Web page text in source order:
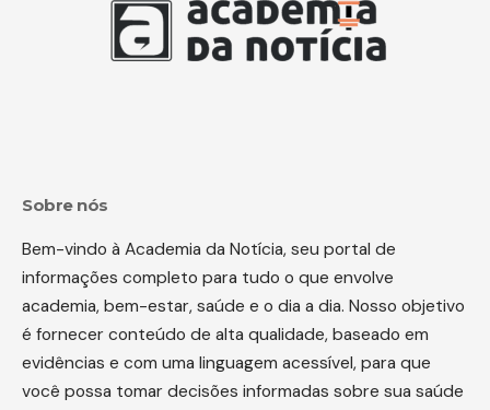
Sobre nós
Bem-vindo à Academia da Notícia, seu portal de
informações completo para tudo o que envolve
academia, bem-estar, saúde e o dia a dia. Nosso objetivo
é fornecer conteúdo de alta qualidade, baseado em
evidências e com uma linguagem acessível, para que
você possa tomar decisões informadas sobre sua saúde